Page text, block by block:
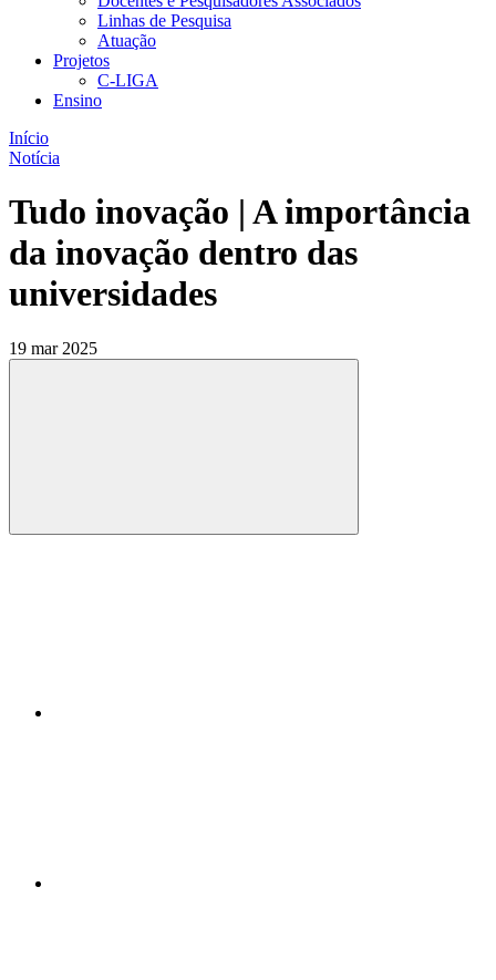
Linhas de Pesquisa
Atuação
Projetos
C-LIGA
Ensino
Início
Notícia
Tudo inovação | A importância
da inovação dentro das
universidades
19 mar 2025
Compartilhar